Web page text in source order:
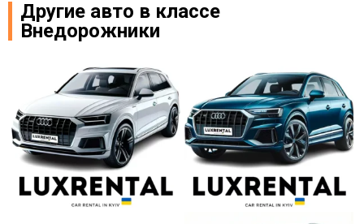
Другие авто в классе
Внедорожники